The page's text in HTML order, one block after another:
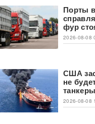
Порты
фур
2026-08-08
США
не
танкеры
2026-08-08